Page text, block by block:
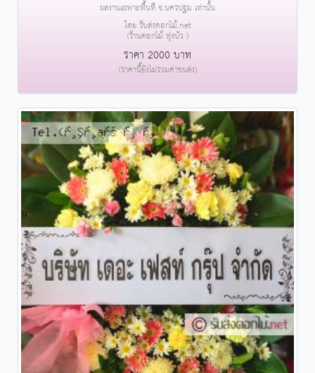
ผลงานเฉพาะพื้นที่ จ.นครปฐม เท่านั้น
โดย รับส่งดอกไม้.net
(ร้านดอกไม้ ทุ่งบัว )
ราคา 2000 บาท
(ราคานี้ยังไม่รวมค่าขนส่ง)